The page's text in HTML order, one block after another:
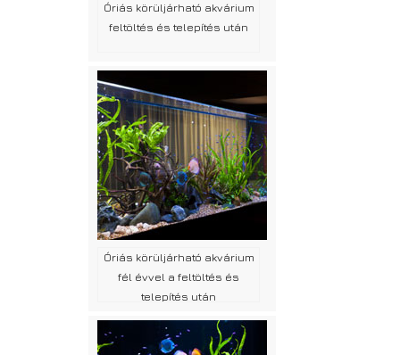
Óriás körüljárható akvárium
feltöltés és telepítés után
Óriás körüljárható akvárium
fél évvel a feltöltés és
telepítés után